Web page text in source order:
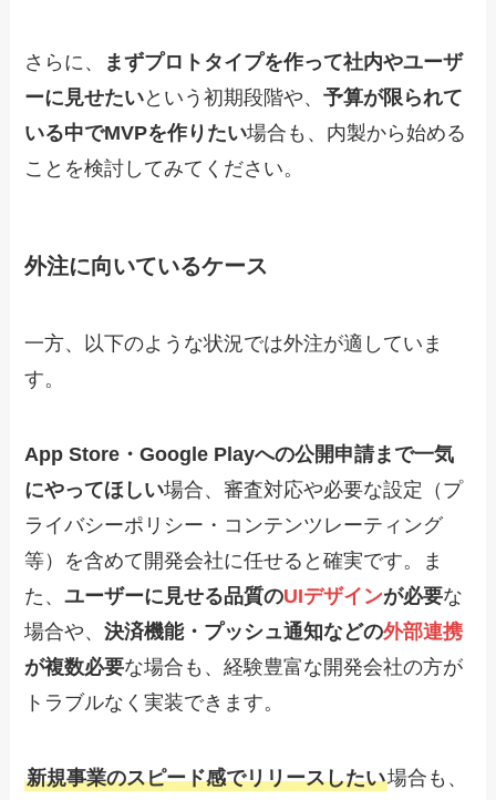
さらに、
まずプロトタイプを作って社内やユーザ
ーに見せたいという初期段階や、予算が限られて
いる中でMVPを作りたい場合も、内製から始める
ことを検討してみてください。
外注に向いているケース
一方、以下のような状況では外注が適していま
す。
App Store・Google Playへの公開申請まで一気
にやってほしい場合、審査対応や必要な設定（プ
ライバシーポリシー・コンテンツレーティング
等）を含めて開発会社に任せると確実です。ま
た、ユーザーに見せる品質のUIデザインが必要な
場合や、決済機能・プッシュ通知などの外部連携
が複数必要な場合も、経験豊富な開発会社の方が
トラブルなく実装できます。
新規事業のスピード感でリリースしたい場合も、